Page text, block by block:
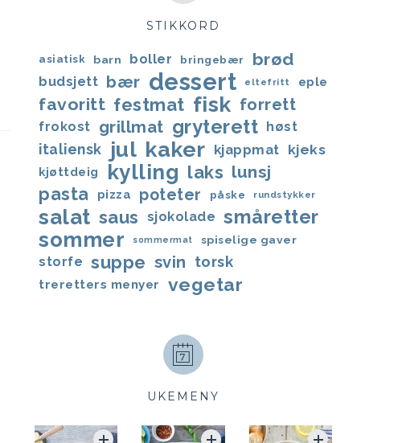
STIKKORD
asiatisk barn boller bringebær brød
budsjett bær dessert eltefritt eple
favoritt festmat fisk forrett
frokost grillmat gryterett høst
italiensk jul kaker kjappmat kjeks
kjøttdeig kylling laks lunsj
pasta
pizza poteter påske rundstykker
salat saus sjokolade småretter
sommer sommermat spiselige gaver
storfe suppe svin torsk
treretters menyer vegetar
UKEMENY